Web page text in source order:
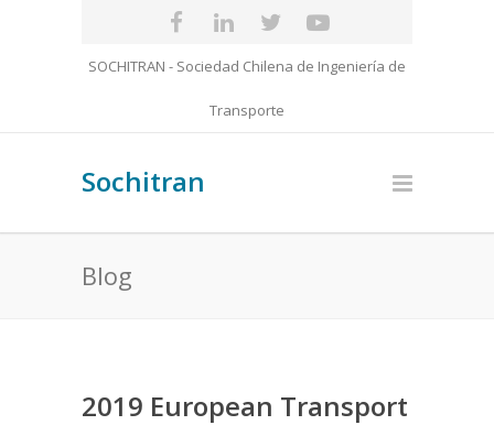
SOCHITRAN - Sociedad Chilena de Ingeniería de
Transporte
Sochitran
Blog
2019 European Transport